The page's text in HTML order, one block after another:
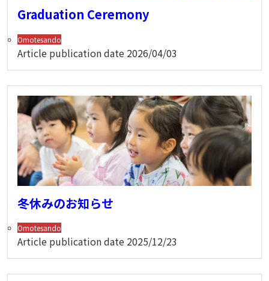
Graduation Ceremony
Omotesando
Article publication date 2026/04/03
冬休みのお知らせ
Omotesando
Article publication date 2025/12/23